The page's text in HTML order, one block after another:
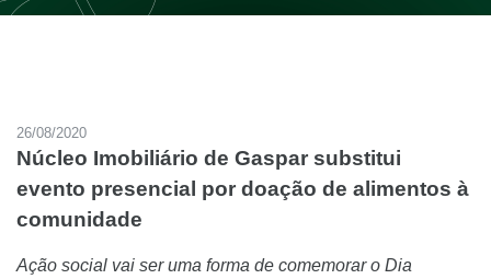
26/08/2020
Núcleo Imobiliário de Gaspar substitui
evento presencial por doação de alimentos à
comunidade
Ação social vai ser uma forma de comemorar o Dia